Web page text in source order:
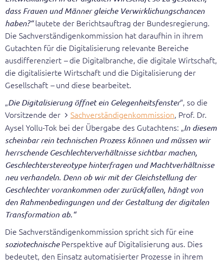
English
Suche
dass Frauen und Männer gleiche Verwirklichungschancen
haben?“lautete der Berichtsauftrag der Bundesregierung.
Die Sachverständigenkommission hat daraufhin in ihrem
Gutachten für die Digitalisierung relevante Bereiche
ausdifferenziert –die Digitalbranche, die digitale Wirtschaft,
die digitalisierte Wirtschaft und die Digitalisierung der
Gesellschaft –und diese bearbeitet.
„Die Digitalisierung öffnet ein Gelegenheitsfenster“, so die
Vorsitzende der
Sachverständigenkommission, Prof. Dr.
Aysel Yollu-Tok bei der Übergabe des Gutachtens: „In diesem
scheinbar rein technischen Prozess können und müssen wir
herrschende Geschlechterverhältnisse sichtbar machen,
Geschlechterstereotype hinterfragen und Machtverhältnisse
neu verhandeln. Denn ob wir mit der Gleichstellung der
Geschlechter vorankommen oder zurückfallen, hängt von
den Rahmenbedingungen und der Gestaltung der digitalen
Transformation ab.“
Die Sachverständigenkommission spricht sich für eine
soziotechnischePerspektive auf Digitalisierung aus. Dies
bedeutet, den Einsatz automatisierter Prozesse in ihrem